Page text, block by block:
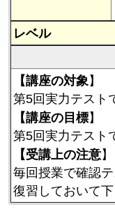
レベル
【講座の対象 】
第5回実力テスト
【講座の目標】
第5回実力テスト
【受講上の注意】
毎回授業で確認
復習しておいて下